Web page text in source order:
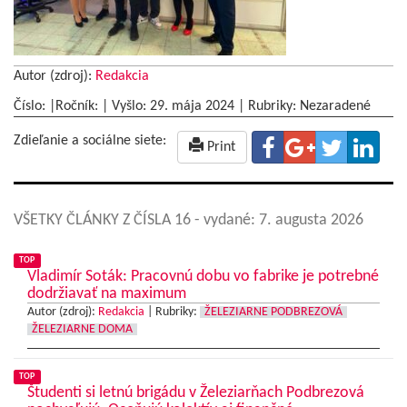
Autor (zdroj): Redakcia
Číslo: |Ročník: | Vyšlo: 29. mája 2024 Rubriky: Nezaradené
Zdieľanie a sociálne siete: Print
VŠETKY ČLÁNKY Z ČÍSLA 16 - vydané: 7. augusta 2026
TOP
Vladimír Soták: Pracovnú dobu vo fabrike je potrebné
dodržiavať na maximum
Autor (zdroj): Redakcia Rubriky:
ŽELEZIARNE PODBREZOVÁ
ŽELEZIARNE DOMA
TOP
Študenti si letnú brigádu v Železiarňach Podbrezová